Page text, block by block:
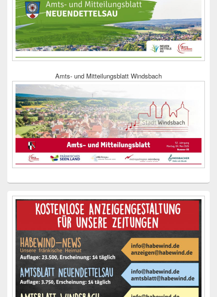
Amts- und Mitteilungsblatt Windsbach